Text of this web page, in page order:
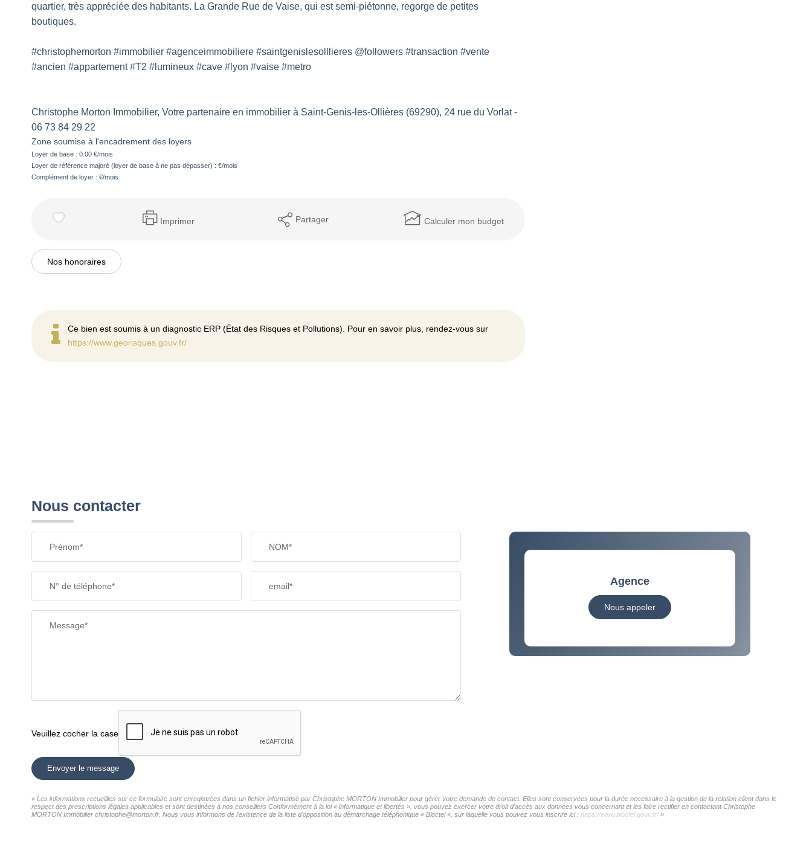
quartier, très appréciée des habitants. La Grande Rue de Vaise, qui est semi-piétonne, regorge de petites
boutiques.
#christophemorton #immobilier #agenceimmobiliere #saintgenislesolllieres @followers #transaction #vente
#ancien #appartement #T2 #lumineux #cave #lyon #vaise #metro
Christophe Morton Immobilier, Votre partenaire en immobilier à Saint-Genis-les-Ollières (69290), 24 rue du Vorlat -
06 73 84 29 22
Zone soumise à l'encadrement des loyers
Loyer de base : 0.00 €/mois
Loyer de référence majoré (loyer de base à ne pas dépasser) : €/mois
Complément de loyer : €/mois
Imprimer Partager Calculer mon budget
Nos honoraires
Ce bien est soumis à un diagnostic ERP (État des Risques et Pollutions). Pour en savoir plus, rendez-vous sur
https://www.georisques.gouv.fr/
Nous contacter
Prénom* NOM*
N° de téléphone* email*
Message*
Veuillez cocher la case
Envoyer le message
Agence
Nous appeler
« Les informations recueillies sur ce formulaire sont enregistrées dans un fichier informatisé par Christophe MORTON Immobilier pour gérer votre demande de contact. Elles sont conservées pour la durée nécessaire à la gestion de la relation client dans le
respect des prescriptions légales applicables et sont destinées à nos conseillers Conformément à la loi « informatique et libertés », vous pouvez exercer votre droit d'accès aux données vous concernant et les faire rectifier en contactant Christophe
MORTON Immobilier christophe@morton.fr. Nous vous informons de l'existence de la liste d'opposition au démarchage téléphonique « Bloctel », sur laquelle vous pouvez vous inscrire ici : https://www.bloctel.gouv.fr/»